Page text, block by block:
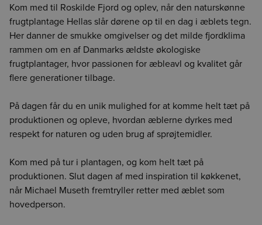
Vælg leveringsdag
Kom med til Roskilde Fjord og oplev, når den naturskønne
frugtplantage Hellas slår dørene op til en dag i æblets tegn.
Her danner de smukke omgivelser og det milde fjordklima
rammen om en af Danmarks ældste økologiske
frugtplantager, hvor passionen for æbleavl og kvalitet går
flere generationer tilbage.
På dagen får du en unik mulighed for at komme helt tæt på
produktionen og opleve, hvordan æblerne dyrkes med
respekt for naturen og uden brug af sprøjtemidler.
Kom med på tur i plantagen, og kom helt tæt på
produktionen. Slut dagen af med inspiration til køkkenet,
når Michael Museth fremtryller retter med æblet som
hovedperson.
Der skete en fejl
Login udløbet
Din session er udløbet. Log ind igen for at fortsætte med at
lægge dine varer i kurven.
CO2e-beregner
Værdien angiver, hvor mange kilo CO2/kuldioxid, der er
udledt ved fremskaffelse af 1 kg. drænvægt af den
pågældende råvare.
Detaljevisning
Vælg leveringsdag
Enhed findes ikke
Det er ikke længere muligt at lægge varen i kurven med
enheden null. Genindlæs siden for at fortsætte.
Vælg afdeling for at fortsætte
For at vise indholdet på siden skal du vælge en afdeling
BCA
Forrige